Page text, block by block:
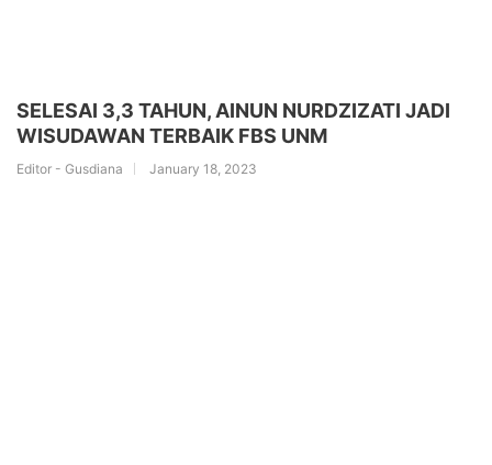
SELESAI 3,3 TAHUN, AINUN NURDZIZATI JADI
WISUDAWAN TERBAIK FBS UNM
Editor - Gusdiana January 18, 2023